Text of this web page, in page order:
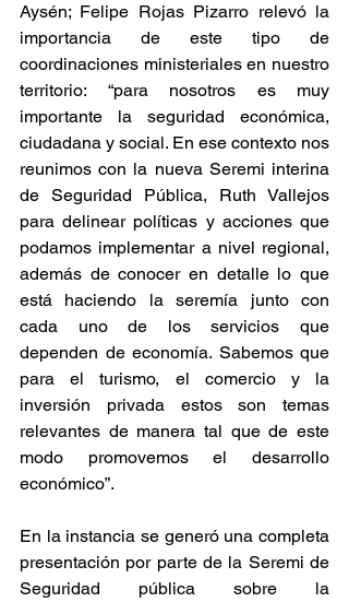
Aysén; Felipe Rojas Pizarro relevó la
importancia de este tipo de
coordinaciones ministeriales en nuestro
territorio: “para nosotros es muy
importante la seguridad económica,
ciudadana y social. En ese contexto nos
reunimos con la nueva Seremi interina
de Seguridad Pública, Ruth Vallejos
para delinear políticas y acciones que
podamos implementar a nivel regional,
además de conocer en detalle lo que
está haciendo la seremía junto con
cada uno de los servicios que
dependen de economía. Sabemos que
para el turismo, el comercio y la
inversión privada estos son temas
relevantes de manera tal que de este
modo promovemos el desarrollo
económico”.
En la instancia se generó una completa
presentación por parte de la Seremi de
Seguridad pública sobre la